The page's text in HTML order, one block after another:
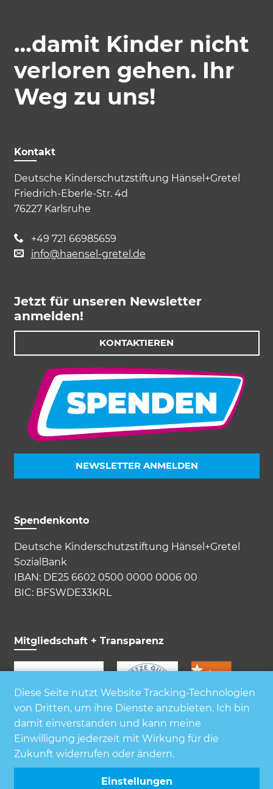
…damit Kinder nicht
verloren gehen. Ihr
Weg zu uns!
Kontakt
Deutsche Kinderschutzstiftung Hänsel+Gretel
Friedrich-Eberle-Str. 4d
76227 Karlsruhe
+49 721 66985659
info@haensel-gretel.de
Jetzt für unseren Newsletter
anmelden!
KONTAKTIEREN
NEWSLETTER ANMELDEN
Spendenkonto
Deutsche Kinderschutzstiftung Hänsel+Gretel
SozialBank
IBAN: DE25 6602 0500 0000 0006 00
BIC: BFSWDE33KRL
Mitgliedschaft + Transparenz
Diese Seite nutzt Website Tracking-Technologien
von Dritten, um ihre Dienste anzubieten. Ich bin
damit einverstanden und kann meine
Einwilligung jederzeit mit Wirkung für die
Zukunft widerrufen oder ändern.
Einstellungen